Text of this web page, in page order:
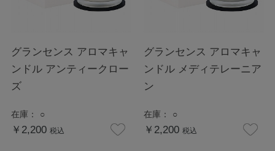
グランセンス アロマキャ
ンドル アンティークロー
ズ
在庫： ○
￥2,200 税込
グランセンス アロマキャ
ンドル メディテレーニア
ン
在庫： ○
￥2,200 税込